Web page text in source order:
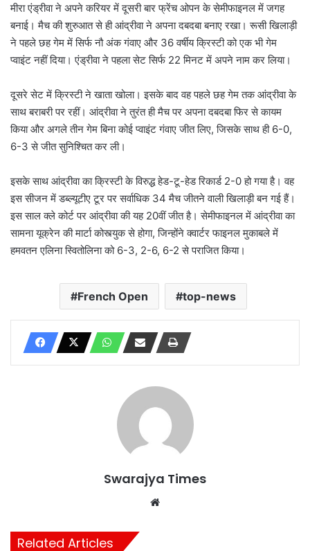
मीरा एंड्रीवा ने अपने करियर में दूसरी बार फ्रेंच ओपन के सेमीफाइनल में जगह
बनाई। मैच की शुरुआत से ही आंद्रीवा ने अपना दबदबा बनाए रखा। रूसी खिलाड़ी
ने पहले छह गेम में सिर्फ नौ अंक गंवाए और 36 वर्षीय क्रिस्टी को एक भी गेम
प्वाइंट नहीं दिया। एंड्रीवा ने पहला सेट सिर्फ 22 मिनट में अपने नाम कर लिया।
दूसरे सेट में क्रिस्टी ने खाता खोला। इसके बाद वह पहले छह गेम तक आंद्रीवा के
साथ बराबरी पर रहीं। आंद्रीवा ने तुरंत ही मैच पर अपना दबदबा फिर से कायम
किया और अगले तीन गेम बिना कोई प्वाइंट गंवाए जीत लिए, जिसके साथ ही 6-0,
6-3 से जीत सुनिश्चित कर ली।
इसके साथ आंद्रीवा का क्रिस्टी के विरुद्ध हेड-टू-हेड रिकार्ड 2-0 हो गया है। वह
इस सीजन में डब्ल्यूटीए टूर पर सर्वाधिक 34 मैच जीतने वाली खिलाड़ी बन गई हैं।
इस साल क्ले कोर्ट पर आंद्रीवा की यह 20वीं जीत है। सेमीफाइनल में आंद्रीवा का
सामना यूक्रेन की मार्टा कोस्त्युक से होगा, जिन्होंने क्वार्टर फाइनल मुकाबले में
हमवतन एलिना स्वितोलिना को 6-3, 2-6, 6-2 से पराजित किया।
French Open top-news
Swarajya Times
Related Articles